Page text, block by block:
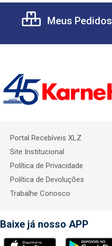
Meus Pedidos
Portal Recebíveis XLZ
Site Institucional
Política de Privacidade
Política de Devoluções
Trabalhe Conosco
Baixe já nosso APP